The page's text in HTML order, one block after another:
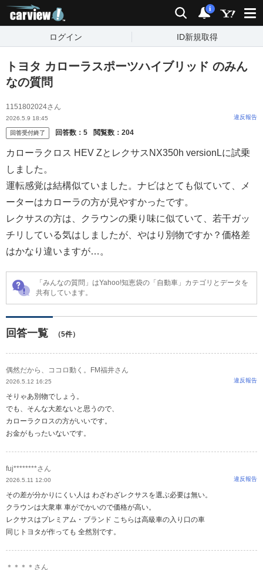
検索 通知
i
ログイン ID新規取得
トヨタ カローラスポーツハイブリッド のみん
なの質問
1151802024さん
2026.5.9 18:45 違反報告
回答受付終了 回答数： 5 閲覧数： 204
カローラクロス HEV ZとレクサスNX350h versionLに試乗
しました。
運転感覚は結構似ていました。ナビはとても似ていて、メ
ーターはカローラの方が見やすかったです。
レクサスの方は、クラウンの乗り味に似ていて、若干ガッ
チリしている気はしましたが、やはり別物ですか？価格差
はかなり違いますが…。
「みんなの質問」はYahoo!知恵袋の「自動車」カテゴリとデータを
共有しています。
回答一覧 （5件）
偶然だから、ココロ動く。FM福井さん
2026.5.12 16:25 違反報告
そりゃあ別物でしょう。
でも、そんな大差ないと思うので、
カローラクロスの方がいいです。
お金がもったいないです。
fuj********さん
2026.5.11 12:00 違反報告
その差が分かりにくい人は わざわざレクサスを選ぶ必要は無い。
クラウンは大衆車 車がでかいので価格が高い。
レクサスはプレミアム・ブランド こちらは高級車の入り口の車
同じトヨタが作っても 全然別です。
＊＊＊＊さん